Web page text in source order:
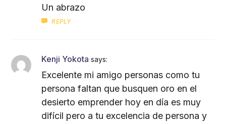
Un abrazo
REPLY
Kenji Yokotasays:
Excelente mi amigo personas como tu
persona faltan que busquen oro en el
desierto emprender hoy en día es muy
difícil pero a tu excelencia de persona y